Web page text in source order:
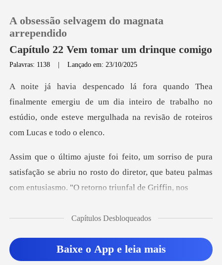
Loja
Histórico
Sair
Baixar App
A obsessão selvagem do magnata
arrependido
Capítulo 22 Vem tomar um drinque comigo
Palavras: 1138 |Lançado em: 23/10/2025
mergiu de um dia inteiro de trabalho no
estúdio, onde esteve
satisfação se abriu no rosto do diretor, que bateu pal
Capítulos Desbloqueados
Baixe o App e leia mais